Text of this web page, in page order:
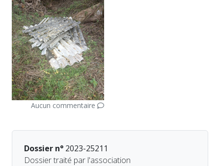
Aucun commentaire
Dossier n° 2023-25211
Dossier traité par l'association